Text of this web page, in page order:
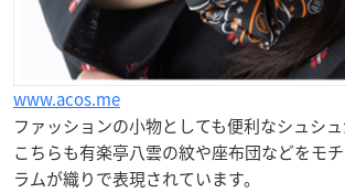
www.acos.me
ファッションの小物としても便利なシュシュ
こちらも有楽亭八雲の紋や座布団などをモ
ラムが織りで表現されています。